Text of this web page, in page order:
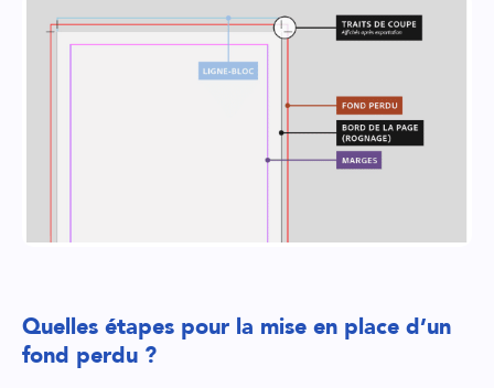
Quelles étapes pour la mise en place d’un
fond perdu ?